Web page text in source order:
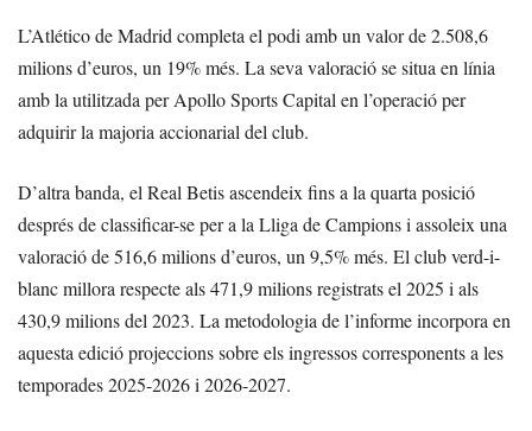
L’Atlético de Madrid completa el podi amb un valor de 2.508,6
milions d’euros, un 19% més. La seva valoració se situa en línia
amb la utilitzada per Apollo Sports Capital en l’operació per
adquirir la majoria accionarial del club.
D’altra banda, el Real Betis ascendeix fins a la quarta posició
després de classificar-se per a la Lliga de Campions i assoleix una
valoració de 516,6 milions d’euros, un 9,5% més. El club verd-i-
blanc millora respecte als 471,9 milions registrats el 2025 i als
430,9 milions del 2023. La metodologia de l’informe incorpora en
aquesta edició projeccions sobre els ingressos corresponents a les
temporades 2025-2026 i 2026-2027.